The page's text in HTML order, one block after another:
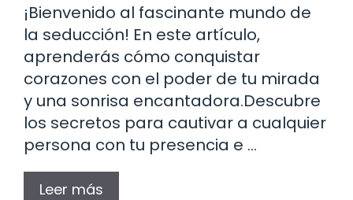
¡Bienvenido al fascinante mundo de
la seducción! En este artículo,
aprenderás cómo conquistar
corazones con el poder de tu mirada
y una sonrisa encantadora.Descubre
los secretos para cautivar a cualquier
persona con tu presencia e …
Leer más